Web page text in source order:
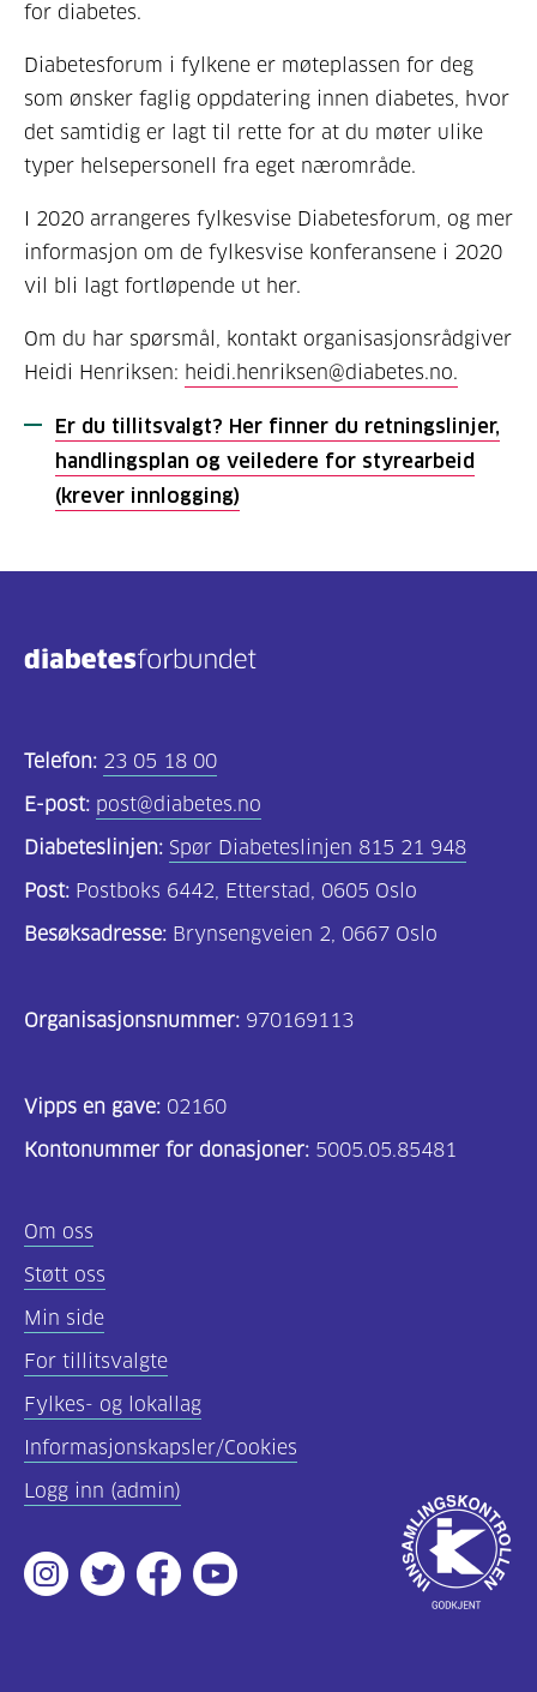
for diabetes.
Diabetesforum i fylkene er møteplassen for deg
som ønsker faglig oppdatering innen diabetes, hvor
det samtidig er lagt til rette for at du møter ulike
typer helsepersonell fra eget nærområde.
I 2020 arrangeres fylkesvise Diabetesforum, og mer
informasjon om de fylkesvise konferansene i 2020
vil bli lagt fortløpende ut her.
Om du har spørsmål, kontakt organisasjonsrådgiver
Heidi Henriksen: heidi.henriksen@diabetes.no.
Er du tillitsvalgt? Her finner du retningslinjer,
handlingsplan og veiledere for styrearbeid
(krever innlogging)
Telefon: 23 05 18 00
E-post: post@diabetes.no
Diabeteslinjen: Spør Diabeteslinjen 815 21 948
Post: Postboks 6442, Etterstad, 0605 Oslo
Besøksadresse: Brynsengveien 2, 0667 Oslo
Organisasjonsnummer: 970169113
Vipps en gave: 02160
Kontonummer for donasjoner: 5005.05.85481
Om oss
Støtt oss
Min side
For tillitsvalgte
Fylkes- og lokallag
Informasjonskapsler/Cookies
Logg inn (admin)
Instagram
TwitterFacebookYoutube
Godkjent
av